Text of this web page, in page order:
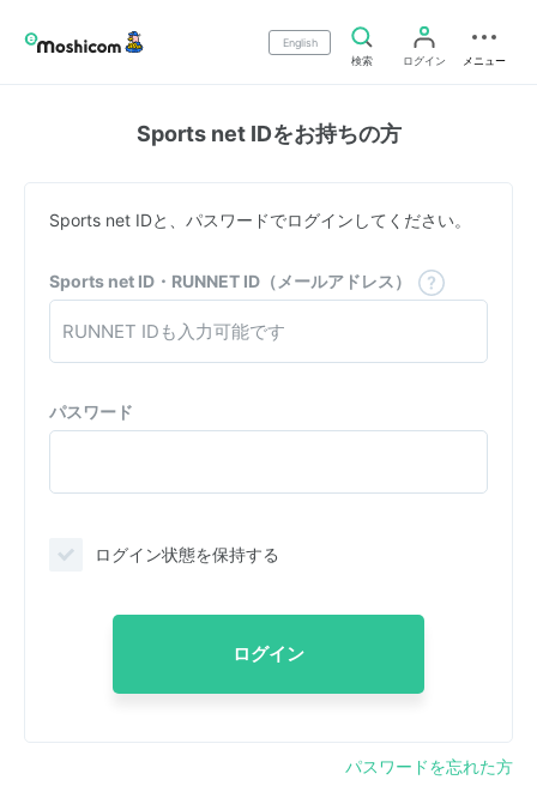
English
検索
ログイン メニュー
Sports net IDをお持ちの方
Sports net IDと、パスワードでログインしてください。
Sports net ID・RUNNET ID（メールアドレス）
パスワード
ログイン状態を保持する
ログイン
パスワードを忘れた方